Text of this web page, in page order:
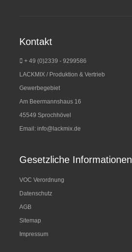
Kontakt
+ 49 (0)2339 - 9299586
LACKMIX / Produktion & Vertrieb
Gewerbegebiet
Am Beermannshaus 16
45549 Sprochhövel
Email: info@lackmix.de
Gesetzliche Informationen
VOC Verordnung
Datenschutz
AGB
Sitemap
Impressum